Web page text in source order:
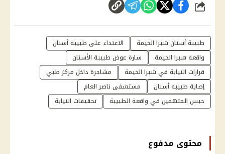
شارك
طبيبة أسنان شبرا الخيمة
الاعتداء على طبيبة أسنان
واقعة شبرا الخيمة
سارة عوض طبيبة الأسنان
قرارات النيابة في شبرا الخيمة
مشاجرة داخل مركز طبي
إصابة طبيبة أسنان
مستشفى ناصر العام
حبس المتهمين في واقعة الطبيبة
تحقيقات النيابة
محتوى مدفوع